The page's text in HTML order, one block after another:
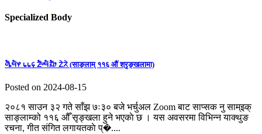
Specialized Body
ᤛᤠᤱᤗᤠᤶ ᥇᥇᥌ ᤏᤠᤸᤗᤠᤀᤠᤣ ᤁᤧᤖᤧ (साङ्लाम् ११६ औं श्रृङ्खलामा)
Posted on 2024-08-15
२०८१ साउन ३२ गते साँझ ७ः३० बजे भर्चुअल Zoom बाट साप्सक नु साम्इक्
साङ्लाम्को ११६ औँ सृङ्खला हुने भएकाे छ । यस अवसरमा विभिन्न याक्थुङ
रचना, गीत संगित लगायतकाे प्�....